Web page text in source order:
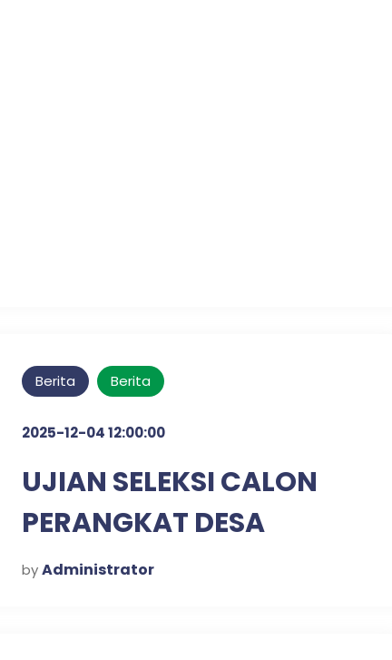
Berita Berita
2025-12-04 12:00:00
UJIAN SELEKSI CALON
PERANGKAT DESA
KLAMPISREJO
by Administrator